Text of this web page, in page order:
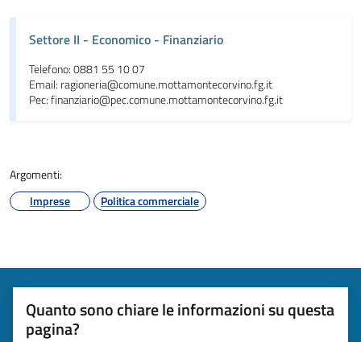
Settore II - Economico - Finanziario
Telefono: 0881 55 10 07
Email: ragioneria@comune.mottamontecorvino.fg.it
Pec: finanziario@pec.comune.mottamontecorvino.fg.it
Argomenti:
Imprese
Politica commerciale
Quanto sono chiare le informazioni su questa
pagina?